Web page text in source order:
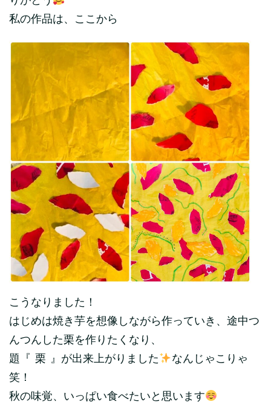
私の作品は、ここから
こうなりました！
はじめは焼き芋を想像しながら作っていき、途中つ
んつんした栗を作りたくなり、
題『 栗 』が出来上がりました
なんじゃこりゃ
笑！
秋の味覚、いっぱい食べたいと思います